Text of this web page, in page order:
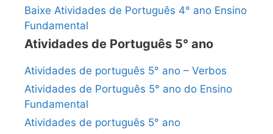
Baixe Atividades de Português 4° ano Ensino
Fundamental
Atividades de Português 5° ano
Atividades de português 5° ano – Verbos
Atividades de Português 5° ano do Ensino
Fundamental
Atividades de português 5° ano